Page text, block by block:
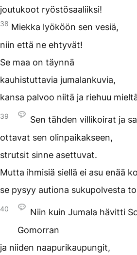
joutukoot ryöstösaaliiksi!
38 Miekka lyököön sen vesiä,
niin että ne ehtyvät!
Se maa on täynnä
kauhistuttavia jumalankuvia,
kansa palvoo niitä ja riehuu
39
Sen tähden villikoirat ja
ottavat sen olinpaikakseen,
strutsit sinne asettuvat.
Mutta ihmisiä siellä ei asu enää
se pysyy autiona sukupolvesta
40
Niin kuin Jumala hävitti
Gomorran
ja niiden naapurikaupungit,